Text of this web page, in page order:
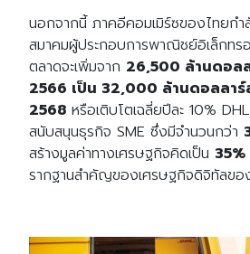
นอกจากนี้ ภาคอีคอมเมิร์ซของไทยกำ
สมาคมผู้ประกอบการพาณิชย์อิเล็กทร
ตลาดจะเพิ่มจาก 26,500 ล้านดอล
2566 เป็น 32,000 ล้านดอลลาร์
2568 หรือเติบโตเฉลี่ยปีละ 10%
สนับสนุนธุรกิจ SME ซึ่งมีจำนวนกว่า
สร้างมูลค่าทางเศรษฐกิจคิดเป็น
รากฐานสำคัญของเศรษฐกิจดิจิทัลขอ